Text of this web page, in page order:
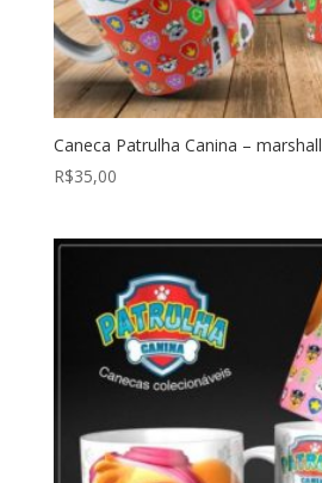
Caneca Patrulha Canina – marshall
R$35,00